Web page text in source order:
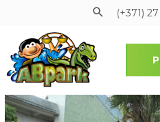
Pāriet uz galveno saturu
(+371)